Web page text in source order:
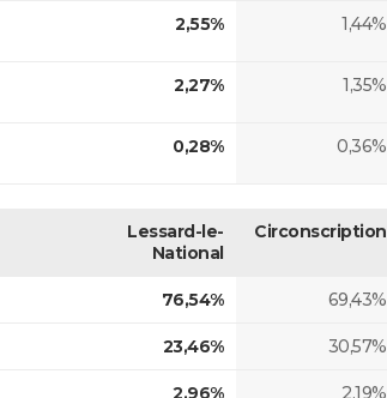
2,55% 1,44%
2,27% 1,35%
0,28% 0,36%
Lessard-le-
National
Circonscription
76,54% 69,43%
23,46% 30,57%
2,96% 2,19%